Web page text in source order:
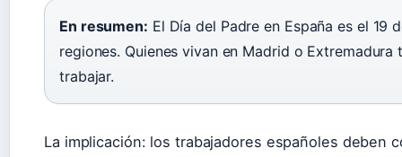
En resumen: El Día del Padre en España es el
regiones. Quienes vivan en Madrid o
trabajar.
La implicación: los trabajadores españoles deben